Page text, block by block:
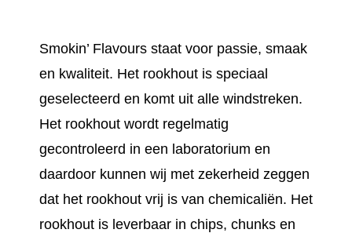
Smokin’ Flavours staat voor passie, smaak
en kwaliteit. Het rookhout is speciaal
geselecteerd en komt uit alle windstreken.
Het rookhout wordt regelmatig
gecontroleerd in een laboratorium en
daardoor kunnen wij met zekerheid zeggen
dat het rookhout vrij is van chemicaliën. Het
rookhout is leverbaar in chips, chunks en